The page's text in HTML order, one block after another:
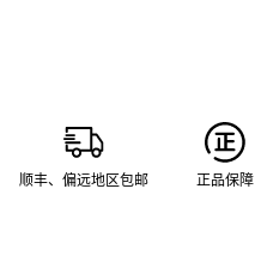
顺丰、偏远地区包邮 正品保障